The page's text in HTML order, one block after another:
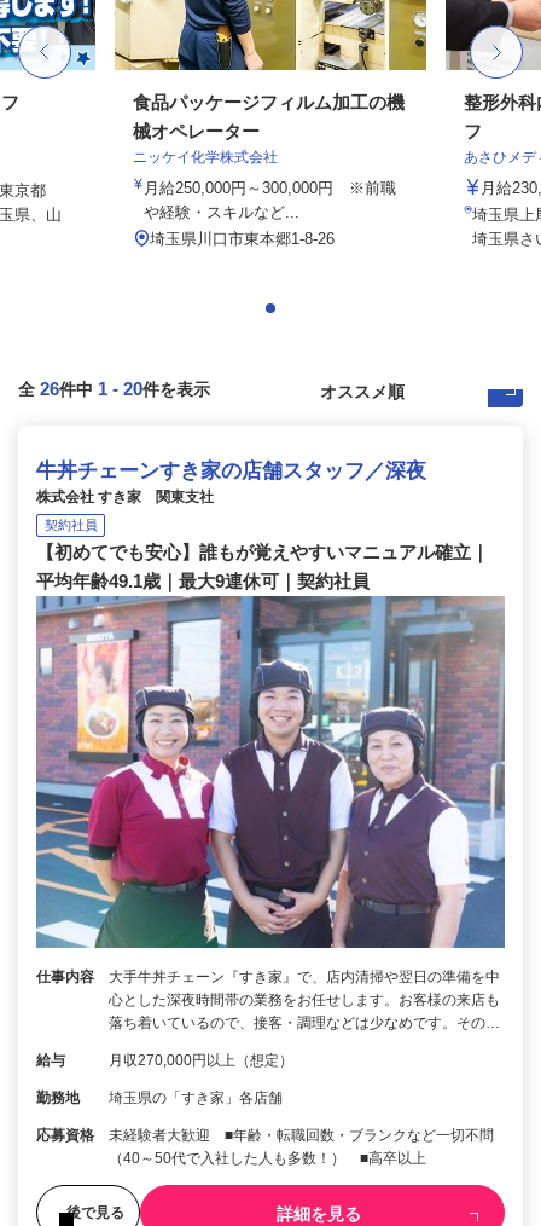
京都
県、山
食品パッケージフィルム加工の機
械オペレーター
ニッケイ化学株式会社
月給250,000円～300,000円 ※前職
や経験・スキルなど...
埼玉県川口市東本郷1-8-26
整形外科
フ
あさひメデ
月給
埼玉県上
埼玉県さ
全 26件中 1 - 20件を表示
牛丼チェーンすき家の店舗スタッフ／深夜
株式会社 すき家 関東支社
契約社員
【初めてでも安心】誰もが覚えやすいマニュアル確立｜
平均年齢49.1歳｜最大9連休可｜契約社員
仕事内容
大手牛丼チェーン『すき家』で、店内清掃や翌日の準備を中
心とした深夜時間帯の業務をお任せします。お客様の来店も
落ち着いているので、接客・調理などは少なめです。その…
給与 月収270,000円以上（想定）
勤務地 埼玉県の「すき家」各店舗
応募資格
未経験者大歓迎 ■年齢・転職回数・ブランクなど一切不問
（40～50代で入社した人も多数！） ■高卒以上
後で見る 詳細を見る